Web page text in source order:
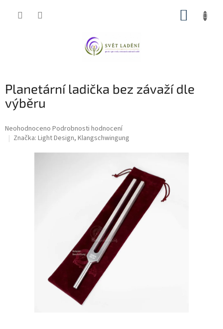
Planetární ladička bez závaží dle
výběru
Průměrné
hodnocení
Neohodnoceno Podrobnosti hodnocení
Značka: Light Design, Klangschwingung